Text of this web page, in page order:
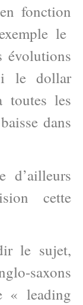
fonction
le
évolutions
le dollar
toutes les
dans
d’ailleurs
cette
le sujet,
saxons
« leading